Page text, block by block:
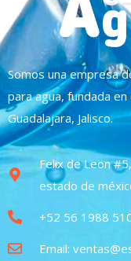
Somos una empresa
para agua, fundada
Guadalajara, Jalisco.
Felix de Leon
estado de
+52 56 1988
Email: